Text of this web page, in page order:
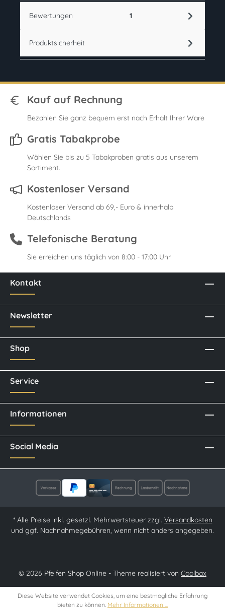
Bewertungen 1
Produktsicherheit
Kauf auf Rechnung
Bezahlen Sie ganz bequem erst nach Erhalt Ihrer Ware
Gratis Tabakprobe
Wählen Sie bis zu 5 Tabakproben gratis aus unserem
Sortiment.
Kostenloser Versand
Kostenloser Versand ab 69,- Euro & innerhalb
Deutschlands
Telefonische Beratung
Sie erreichen uns täglich von 8:00 - 17:00 Uhr
Kontakt
Newsletter
Social Media
Shop
Service
Informationen
* Alle Preise inkl. gesetzl. Mehrwertsteuer zzgl. Versandkosten
und ggf. Nachnahmegebühren, wenn nicht anders angegeben.
© 2026 Pfeifen Shop Online - Theme realisiert von Coolbax
Diese Website verwendet Cookies, um eine bestmögliche Erfahrung
bieten zu können. Mehr Informationen ...